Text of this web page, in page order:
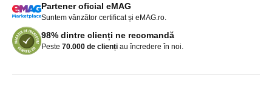
Partener oficial eMAG
Suntem vânzător certificat și eMAG.ro.
98% dintre clienți ne recomandă
Peste 70.000 de clienți au încredere în noi.